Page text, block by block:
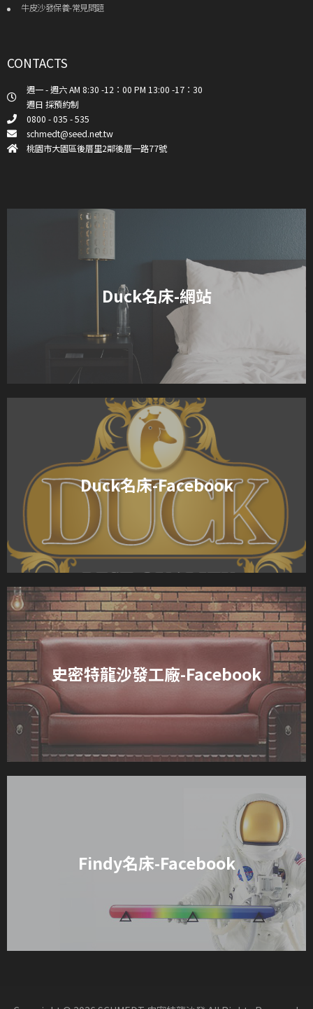
牛皮沙發保養-常見問題
CONTACTS
週一 - 週六 AM 8:30 -12：00 PM 13:00 -17：30
週日 採預約制
0800 - 035 - 535
schmedt@seed.net.tw
桃園市大園區後厝里2鄰後厝一路77號
Duck名床-網站
Duck名床-Facebook
史密特龍沙發工廠-Facebook
Findy名床-Facebook